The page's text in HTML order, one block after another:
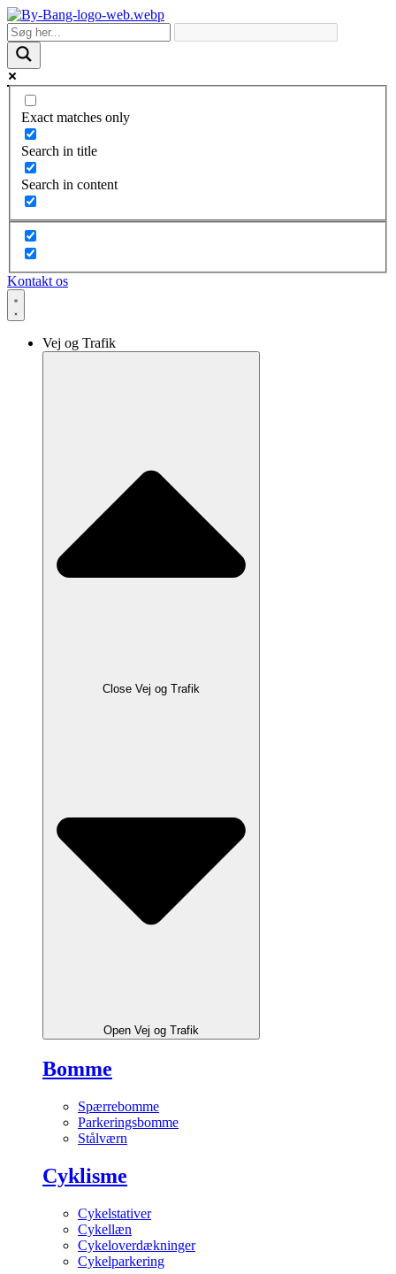
Skip
to
content
Exact matches only
Search in title
Search in content
Kontakt os
Vej og Trafik
Close Vej og Trafik
Open Vej og Trafik
Bomme
Spærrebomme
Parkeringsbomme
Stålværn
Cyklisme
Cykelstativer
Cykellæn
Cykeloverdækninger
Cykelparkering